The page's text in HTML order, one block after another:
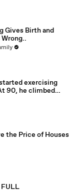
Gives Birth and
exercising
90, he climbed
the Price of Houses
FULL